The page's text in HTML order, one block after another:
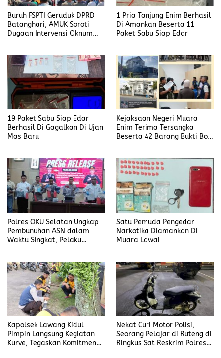
Buruh FSPTI Geruduk DPRD
Batanghari, AMUK Soroti
Dugaan Intervensi Oknum
1 Pria Tanjung Enim Berhasil
Di Amankan Beserta 11
Paket Sabu Siap Edar
19 Paket Sabu Siap Edar
Berhasil Di Gagalkan Di Ujan
Mas Baru
Kejaksaan Negeri Muara
Enim Terima Tersangka
Beserta 42 Barang Bukti Bobi
Polres OKU Selatan Ungkap
Pembunuhan ASN dalam
Waktu Singkat, Pelaku
Satu Pemuda Pengedar
Narkotika Diamankan Di
Muara Lawai
Kapolsek Lawang Kidul
Pimpin Langsung Kegiatan
Kurve, Tegaskan Komitmen
Nekat Curi Motor Polisi,
Seorang Pelajar di Ruteng di
Ringkus Sat Reskrim Polres